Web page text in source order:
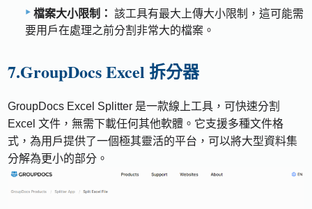
檔案大小限制： 該工具有最大上傳大小限制，這可能需
要用戶在處理之前分割非常大的檔案。
7.GroupDocs Excel 拆分器
GroupDocs Excel Splitter 是一款線上工具，可快速分割
Excel 文件，無需下載任何其他軟體。它支援多種文件格
式，為用戶提供了一個極其靈活的平台，可以將大型資料集
分解為更小的部分。